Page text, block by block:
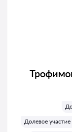
Долевое участие